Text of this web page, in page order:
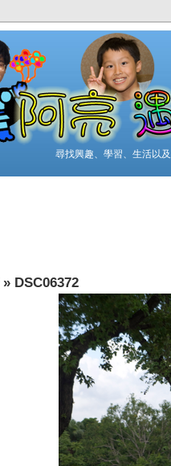
尋找興趣、學習、生活以
» DSC06372